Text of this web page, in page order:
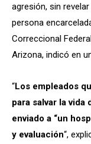
agresión, sin
persona
Correccional
Arizona, indicó en
“Los empleados
para salvar la vida
enviado a “un
y evaluación“,